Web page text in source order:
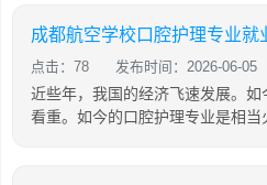
成都航空学校口腔护理专业就
点击：78 发布时间：2026-06-05
近些年，我国的经济飞速发展。
看重。如今的口腔护理专业是相当